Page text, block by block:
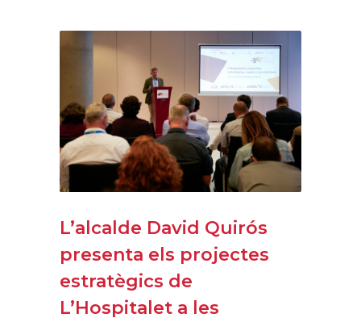
L’alcalde David Quirós
presenta els projectes
estratègics de
L’Hospitalet a les